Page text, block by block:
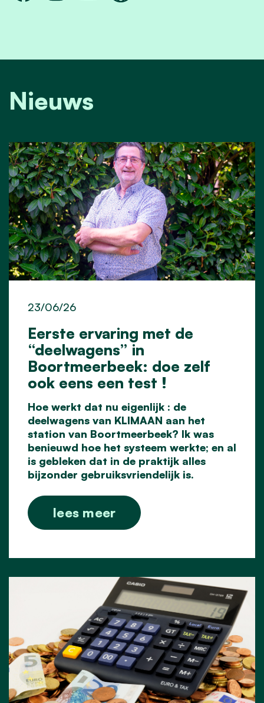
Nieuws
Eerste ervaring met de
“deelwagens” in
Boortmeerbeek: doe zelf
ook eens een test !
23/06/26
Hoe werkt dat nu eigenlijk : de
deelwagens van KLIMAAN aan het
station van Boortmeerbeek? Ik was
benieuwd hoe het systeem werkte; en al
is gebleken dat in de praktijk alles
bijzonder gebruiksvriendelijk is.
lees meer